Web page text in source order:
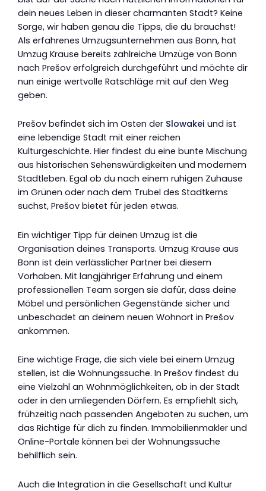
dein neues Leben in dieser charmanten Stadt? Keine
Sorge, wir haben genau die Tipps, die du brauchst!
Als erfahrenes Umzugsunternehmen aus Bonn, hat
Umzug Krause bereits zahlreiche Umzüge von Bonn
nach Prešov erfolgreich durchgeführt und möchte dir
nun einige wertvolle Ratschläge mit auf den Weg
geben.
Prešov befindet sich im Osten der Slowakei und ist
eine lebendige Stadt mit einer reichen
Kulturgeschichte. Hier findest du eine bunte Mischung
aus historischen Sehenswürdigkeiten und modernem
Stadtleben. Egal ob du nach einem ruhigen Zuhause
im Grünen oder nach dem Trubel des Stadtkerns
suchst, Prešov bietet für jeden etwas.
Ein wichtiger Tipp für deinen Umzug ist die
Organisation deines Transports. Umzug Krause aus
Bonn ist dein verlässlicher Partner bei diesem
Vorhaben. Mit langjähriger Erfahrung und einem
professionellen Team sorgen sie dafür, dass deine
Möbel und persönlichen Gegenstände sicher und
unbeschadet an deinem neuen Wohnort in Prešov
ankommen.
Eine wichtige Frage, die sich viele bei einem Umzug
stellen, ist die Wohnungssuche. In Prešov findest du
eine Vielzahl an Wohnmöglichkeiten, ob in der Stadt
oder in den umliegenden Dörfern. Es empfiehlt sich,
frühzeitig nach passenden Angeboten zu suchen, um
das Richtige für dich zu finden. Immobilienmakler und
Online-Portale können bei der Wohnungssuche
behilflich sein.
Auch die Integration in die Gesellschaft und Kultur